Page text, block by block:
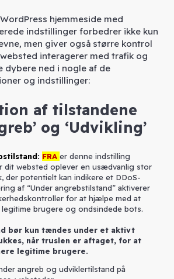
hjemmeside med
indstillinger forbedrer ikke kun
men giver også større kontrol
interagerer med trafik og
dybere ned i nogle af de
og indstillinger:
af tilstandene
og ‘Udvikling’
: FRA er denne indstilling
dit websted oplever en usædvanlig stor
der potentielt kan indikere et DDoS-
af “Under angrebstilstand” aktiverer
for at hjælpe med at
legitime brugere og ondsindede bots.
bør kun tændes under et aktivt
når truslen er aftaget, for at
legitime brugere.